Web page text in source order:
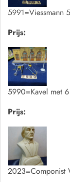
5991=Viessmann
Prijs:
5990=Kavel met
Prijs:
2023=Componist